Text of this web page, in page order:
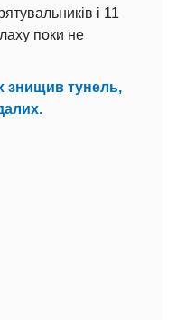
і 11
поки не
знищив тунель,